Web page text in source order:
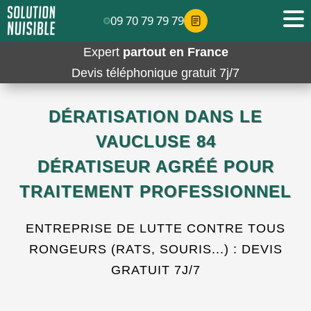
Expert partout en France
Devis téléphonique gratuit 7j/7
DÉRATISATION DANS LE
VAUCLUSE 84
DÉRATISEUR AGRÉÉ POUR
TRAITEMENT PROFESSIONNEL
ENTREPRISE DE LUTTE CONTRE TOUS
RONGEURS (RATS, SOURIS...) : DEVIS
GRATUIT 7J/7
09 70 79 79 79